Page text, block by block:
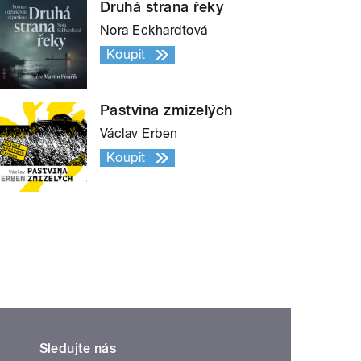
Druhá strana řeky
Nora Eckhardtová
Koupit
Pastvina zmizelých
Václav Erben
Koupit
Sledujte nás